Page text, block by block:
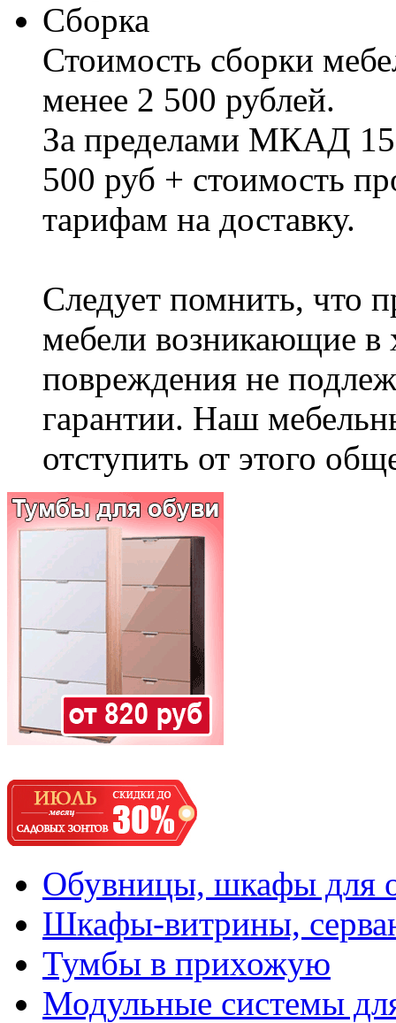
Сборка
Стоимость сборки
менее 2 500 рублей.
За пределами МКАД
500 руб + стоимость
тарифам на доставку.
Следует помнить, что
мебели возникающие в
повреждения не
гарантии. Наш
отступить от этого
Обувницы, шкафы для
Шкафы-витрины,
Тумбы в прихожую
Модульные системы